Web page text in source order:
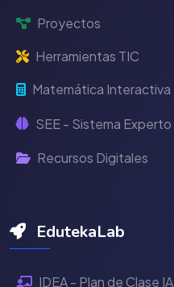
Proyectos
Herramientas TIC
Matemática Interactiva
SEE - Sistema Experto
Recursos Digitales
EdutekaLab
IDEA - Plan de Clase IA